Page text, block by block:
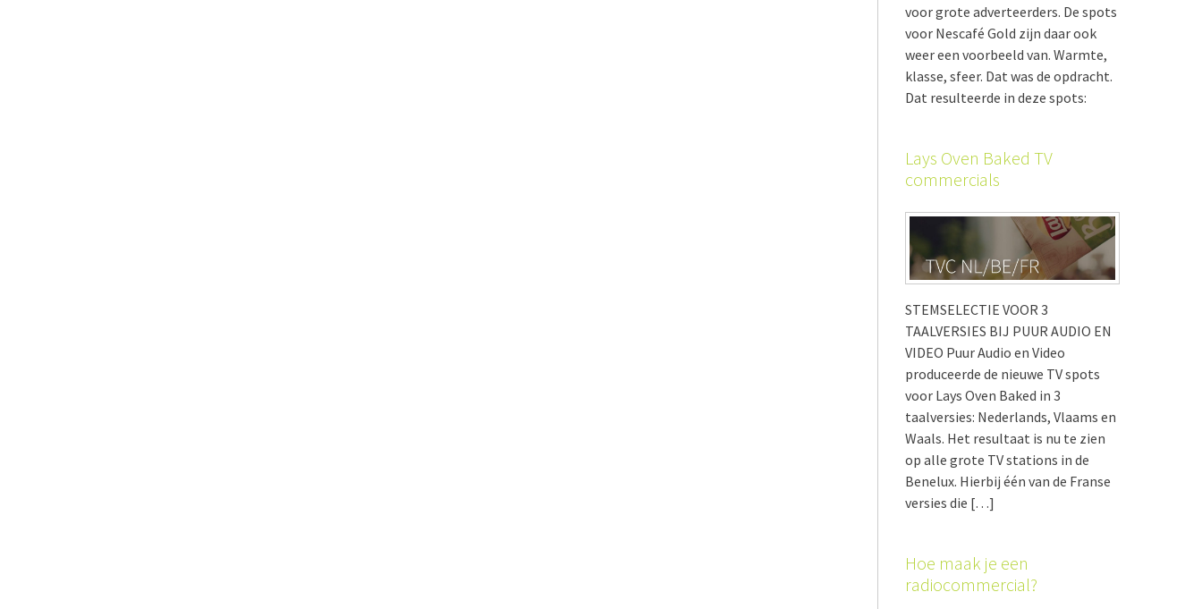
voor grote adverteerders. De spots
voor Nescafé Gold zijn daar ook
weer een voorbeeld van. Warmte,
klasse, sfeer. Dat was de opdracht.
Dat resulteerde in deze spots:
Lays Oven Baked TV
commercials
STEMSELECTIE VOOR 3
TAALVERSIES BIJ PUUR AUDIO EN
VIDEO Puur Audio en Video
produceerde de nieuwe TV spots
voor Lays Oven Baked in 3
taalversies: Nederlands, Vlaams en
Waals. Het resultaat is nu te zien
op alle grote TV stations in de
Benelux. Hierbij één van de Franse
versies die […]
Hoe maak je een
radiocommercial?